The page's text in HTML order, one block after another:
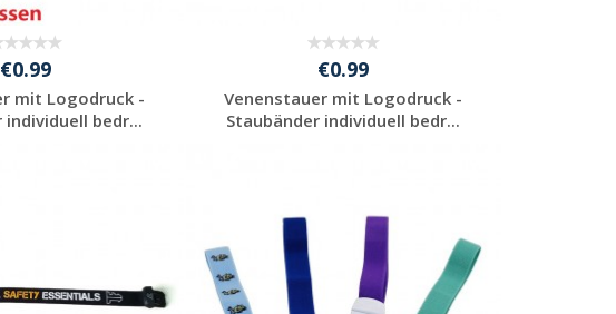
€0.99
mit Logodruck -
individuell bedr...
€0.99
Venenstauer mit Logodruck -
Staubänder individuell bedr...
anfragen